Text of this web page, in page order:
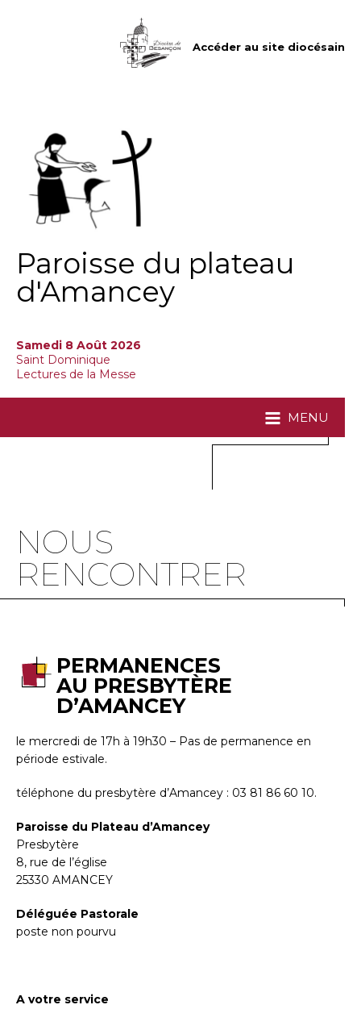
Accéder au site diocésain
Paroisse du plateau
d'Amancey
Samedi 8 Août 2026
Saint Dominique
Lectures de la Messe
MENU
NOUS
RENCONTRER
PERMANENCES
AU PRESBYTÈRE
D’AMANCEY
le mercredi de 17h à 19h30 – Pas de permanence en
période estivale.
téléphone du presbytère d’Amancey : 03 81 86 60 10.
Paroisse du Plateau d’Amancey
Presbytère
8, rue de l’église
25330 AMANCEY
Déléguée Pastorale
poste non pourvu
A votre service